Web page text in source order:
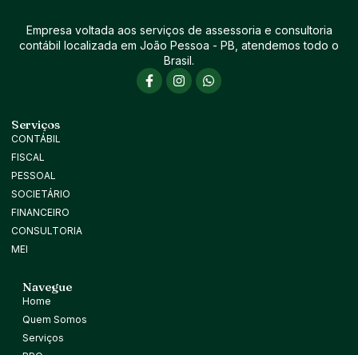
Empresa voltada aos serviços de assessoria e consultoria
contábil localizada em João Pessoa - PB, atendemos todo o
Brasil.
Serviços
CONTÁBIL
FISCAL
PESSOAL
SOCIETÁRIO
FINANCEIRO
CONSULTORIA
MEI
Navegue
Home
Quem Somos
Serviços